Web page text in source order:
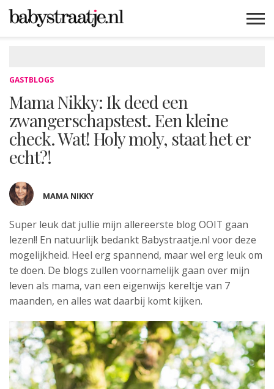
GASTBLOGS
Mama Nikky: Ik deed een
zwangerschapstest. Een kleine
check. Wat! Holy moly, staat het er
echt?!
MAMA NIKKY
Super leuk dat jullie mijn allereerste blog OOIT gaan
lezen!! En natuurlijk bedankt Babystraatje.nl voor deze
mogelijkheid. Heel erg spannend, maar wel erg leuk om
te doen. De blogs zullen voornamelijk gaan over mijn
leven als mama, van een eigenwijs kereltje van 7
maanden, en alles wat daarbij komt kijken.